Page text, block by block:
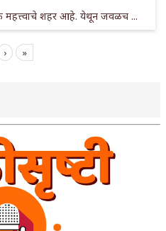
महत्त्वाचे शहर आहे. येथून जवळच ...
› »